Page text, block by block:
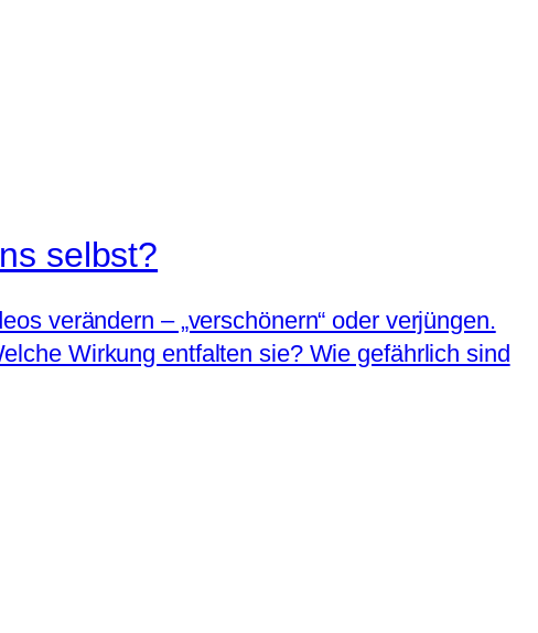
selbst?
verändern – „verschönern“ oder verjüngen.
Wirkung entfalten sie? Wie gefährlich sind